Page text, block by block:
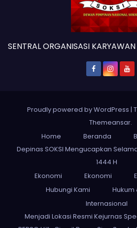
SENTRAL ORGANISASI
Proudly powered by WordPress |
Themeansar.
Home
Beranda
Depinas SOKSI Mengucapkan
1444 H
Ekonomi
Ekonomi
Hubungi Kami
Hukum
Internasional
Menjadi Lokasi Resmi Kejurnas